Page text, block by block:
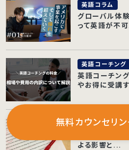
英語コラム
グローバル体
って英語が不
英語コーチング
英語コーチン
やお得に受講
TOEIC
TOEIC公式が
よる影響と...
無料カウンセリ